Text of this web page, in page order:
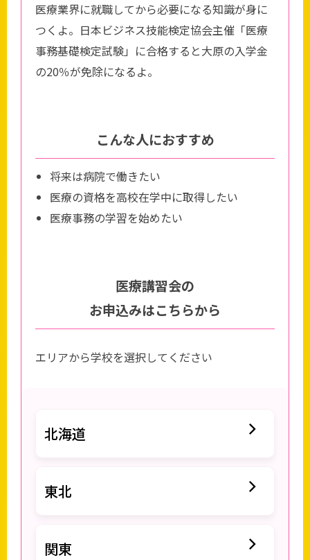
医療業界に就職してから必要になる知識が身に
つくよ。日本ビジネス技能検定協会主催「医療
事務基礎検定試験」に合格すると大原の入学金
の20％が免除になるよ。
こんな人におすすめ
将来は病院で働きたい
医療の資格を高校在学中に取得したい
医療事務の学習を始めたい
医療講習会の
お申込みはこちらから
エリアから学校を選択してください
北海道
東北
関東